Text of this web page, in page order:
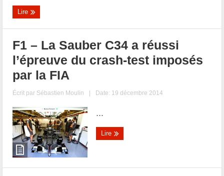
Lire
F1 – La Sauber C34 a réussi
l’épreuve du crash-test imposés
par la FIA
Écrit par Sébastien Moulin | Date: 19 décembre 2014
...
Lire